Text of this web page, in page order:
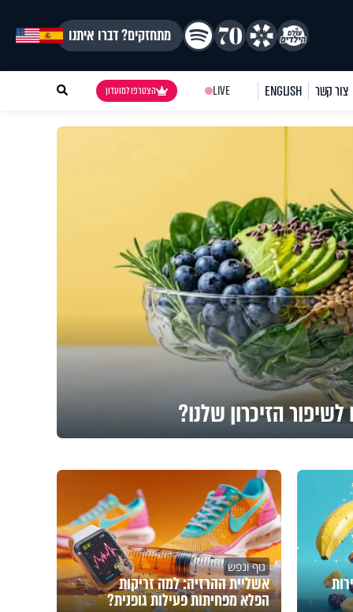
מתחזקים? דברו איתנו
צור קשר ENGLISH
LIVE הצטרפו למועדון
הזיכרון שלנו?
גוף ונפש
אשליית ההרזיה: למה זריקות
הפלא מפחיתות פעילות גופנית?